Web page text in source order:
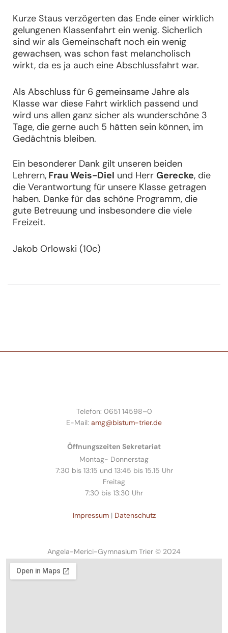
Kurze Staus verzögerten das Ende einer wirklich
gelungenen Klassenfahrt ein wenig. Sicherlich
sind wir als Gemeinschaft noch ein wenig
gewachsen, was schon fast melancholisch
wirkt, da es ja auch eine Abschlussfahrt war.
Als Abschluss für 6 gemeinsame Jahre als
Klasse war diese Fahrt wirklich passend und
wird uns allen ganz sicher als wunderschöne 3
Tage, die gerne auch 5 hätten sein können, im
Gedächtnis bleiben.
Ein besonderer Dank gilt unseren beiden
Lehrern, Frau Weis-Diel und Herr Gerecke, die
die Verantwortung für unsere Klasse getragen
haben. Danke für das schöne Programm, die
gute Betreuung und insbesondere die viele
Freizeit.
Jakob Orlowski (10c)
Telefon: 0651 14598–0
E-Mail: amg@bistum-trier.de
Öffnungszeiten Sekretariat
Montag- Donnerstag
7:30 bis 13:15 und 13:45 bis 15.15 Uhr
Freitag
7:30 bis 13:30 Uhr
Impressum| Datenschutz
Angela-Merici-Gymnasium Trier © 2024